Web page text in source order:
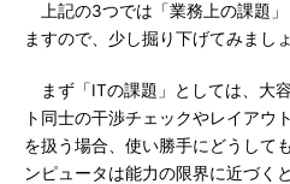
上記の3つでは「業務上の課題
ますので、少し掘り下げてみましょ
まず「ITの課題」としては、大
ト同士の干渉チェックやレイアウ
を扱う場合、使い勝手にどうして
ンピュータは能力の限界に近づく